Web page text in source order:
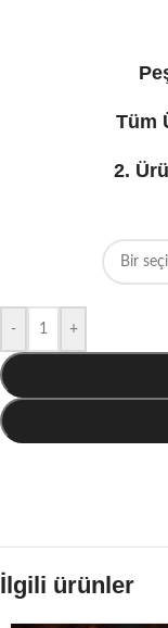
Tüm
2.
- +
İlgili ürünler